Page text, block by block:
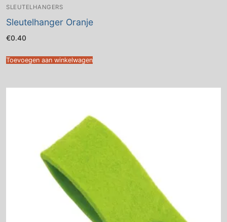
SLEUTELHANGERS
Sleutelhanger Oranje
€0.40
Toevoegen aan winkelwagen